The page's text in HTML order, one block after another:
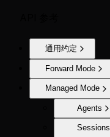
通用约定
Forward Mode
Managed Mode
Agents
Sessions